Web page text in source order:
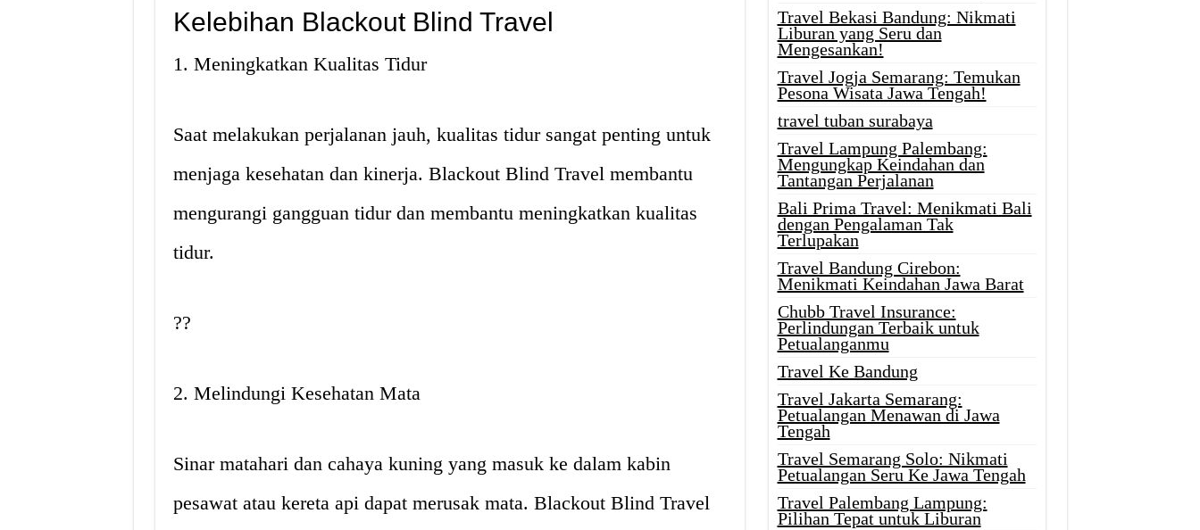
Kelebihan Blackout Blind Travel
1. Meningkatkan Kualitas Tidur
Saat melakukan perjalanan jauh, kualitas tidur sangat penting untuk
menjaga kesehatan dan kinerja. Blackout Blind Travel membantu
mengurangi gangguan tidur dan membantu meningkatkan kualitas
tidur.
??
2. Melindungi Kesehatan Mata
Sinar matahari dan cahaya kuning yang masuk ke dalam kabin
pesawat atau kereta api dapat merusak mata. Blackout Blind Travel
Travel Bekasi Bandung: Nikmati
Liburan yang Seru dan
Mengesankan!
Travel Jogja Semarang: Temukan
Pesona Wisata Jawa Tengah!
travel tuban surabaya
Travel Lampung Palembang:
Mengungkap Keindahan dan
Tantangan Perjalanan
Bali Prima Travel: Menikmati Bali
dengan Pengalaman Tak
Terlupakan
Travel Bandung Cirebon:
Menikmati Keindahan Jawa Barat
Chubb Travel Insurance:
Perlindungan Terbaik untuk
Petualanganmu
Travel Ke Bandung
Travel Jakarta Semarang:
Petualangan Menawan di Jawa
Tengah
Travel Semarang Solo: Nikmati
Petualangan Seru Ke Jawa Tengah
Travel Palembang Lampung:
Pilihan Tepat untuk Liburan